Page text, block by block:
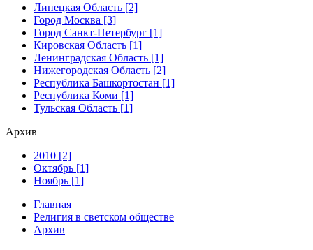
Липецкая Область [2]
Город Москва [3]
Город Санкт-Петербург [1]
Кировская Область [1]
Ленинградская Область [1]
Нижегородская Область [2]
Республика Башкортостан [1]
Республика Коми [1]
Тульская Область [1]
Архив
2010 [2]
Октябрь [1]
Ноябрь [1]
Главная
Религия в светском обществе
Архив